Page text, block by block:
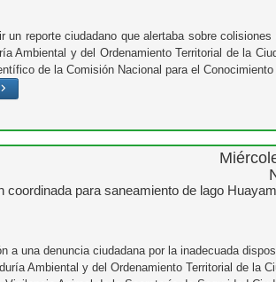
un reporte ciudadano que alertaba sobre
Ambiental y del Ordenamiento Territorial de la
de la Comisión Nacional para el
coordinada para saneamiento de lago
a una denuncia ciudadana por la inadecuada
Ambiental y del Ordenamiento Territorial de la